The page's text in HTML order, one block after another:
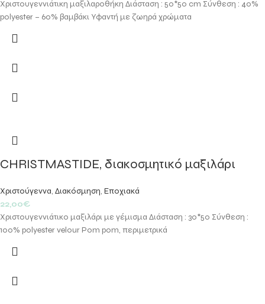
Χριστουγεννιάτικη μαξιλαροθήκη Διάσταση : 50*50 cm Σύνθεση : 40%
polyester – 60% βαμβάκι Υφαντή με ζωηρά χρώματα
CHRISTMASTIDE, διακοσμητικό μαξιλάρι
Χριστούγεννα, Διακόσμηση, Εποχιακά
22,00€
Χριστουγεννιάτικο μαξιλάρι με γέμισμα Διάσταση : 30*50 Σύνθεση :
100% polyester velour Pom pom, περιμετρικά